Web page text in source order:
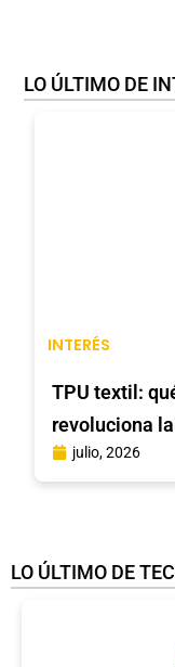
LO ÚLTIMO DE
INTERÉS
TPU textil:
revoluciona
julio, 2026
LO ÚLTIMO DE